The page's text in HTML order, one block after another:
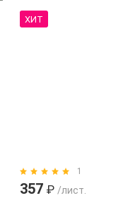
ХИТ
1
357 ₽ /лист.